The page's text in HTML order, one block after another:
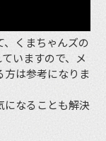
、くまちゃんズの
いますので、メ
方は参考になりま
になることも解決